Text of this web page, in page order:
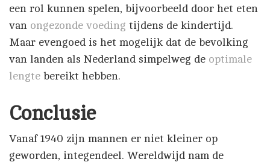
een rol kunnen spelen, bijvoorbeeld door het eten
van ongezonde voeding tijdens de kindertijd.
Maar evengoed is het mogelijk dat de bevolking
van landen als Nederland simpelweg de optimale
lengte bereikt hebben.
Conclusie
Vanaf 1940 zijn mannen er niet kleiner op
geworden, integendeel. Wereldwijd nam de